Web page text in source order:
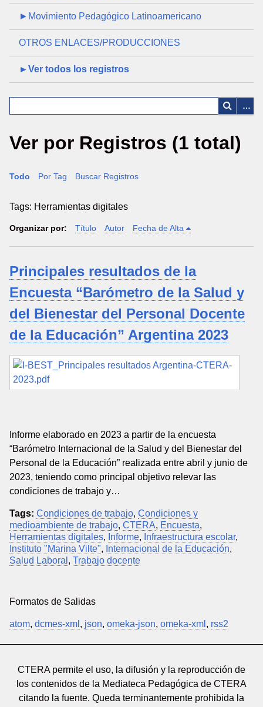
►Movimiento Pedagógico Latinoamericano
OTROS ENLACES/PRODUCCIONES
►Ver todos los registros
Ver por Registros (1 total)
Todo Por Tag Buscar Registros
Tags: Herramientas digitales
Organizar por: Título Autor Fecha de Alta
Principales resultados de la
Encuesta “Barómetro de la Salud y
del Bienestar del Personal Docente
de la Educación” Argentina 2023
Informe elaborado en 2023 a partir de la encuesta
“Barómetro Internacional de la Salud y del Bienestar del
Personal de la Educación” realizada entre abril y junio de
2023, teniendo como principal objetivo relevar las
condiciones de trabajo y…
Tags: Condiciones de trabajo, Condiciones y
medioambiente de trabajo, CTERA, Encuesta,
Herramientas digitales, Informe, Infraestructura escolar,
Instituto "Marina Vilte", Internacional de la Educación,
Salud Laboral , Trabajo docente
Formatos de Salidas
atom, dcmes-xml , json, omeka-json, omeka-xml , rss2
CTERA permite el uso, la difusión y la reproducción de
los contenidos de la Mediateca Pedagógica de CTERA
citando la fuente. Queda terminantemente prohibida la